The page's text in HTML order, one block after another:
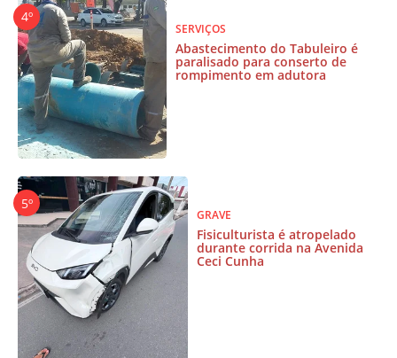
SERVIÇOS
Abastecimento do Tabuleiro é
paralisado para conserto de
rompimento em adutora
GRAVE
Fisiculturista é atropelado
durante corrida na Avenida
Ceci Cunha